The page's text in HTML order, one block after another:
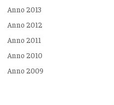
Anno 2013
Anno 2012
Anno 2011
Anno 2010
Anno 2009